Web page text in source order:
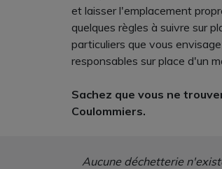
et laisser l'emplacement
quelques règles à suivre sur
particuliers que vous
responsables sur place d'un
Sachez que vous ne
Coulommiers.
Aucune déchetterie